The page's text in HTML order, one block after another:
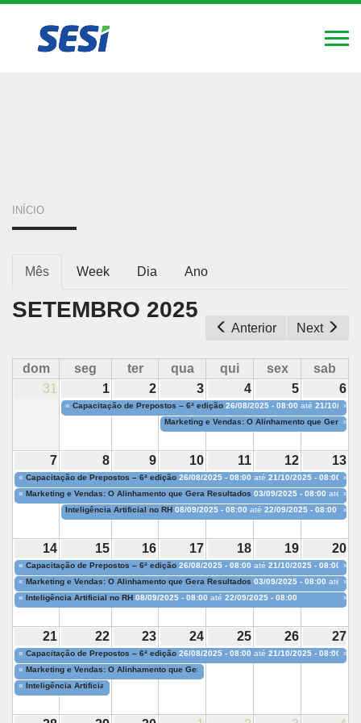
principal
VOCÊ
AQUI
INÍCIO
ABAS
PRIMÁRIAS
Mês Week Dia Ano
Anterior Next
SETEMBRO 2025
dom seg ter qua qui sex
sab
31
1 2 3 4 5 6
« Capacitação de Prepostos – 6ª edição 26/08/2025 - 08:00 até 21/10/2025
»
Marketing e Vendas: O Alinhamento que Gera»
7 8 9 10 11 12 13
« Capacitação de Prepostos – 6ª edição 26/08/2025 - 08:00 até 21/10/2025 - 08:00 »
« Marketing e Vendas: O Alinhamento que Gera Resultados 03/09/2025 - 08:00 até 24/
»
Inteligência Artificial no RH 08/09/2025 - 08:00 até 22/09/2025 - 08:00 »
14 15 16 17 18 19 20
« Capacitação de Prepostos – 6ª edição 26/08/2025 - 08:00 até 21/10/2025 - 08:00 »
« Marketing e Vendas: O Alinhamento que Gera Resultados 03/09/2025 - 08:00 até 24/
»
« Inteligência Artificial no RH 08/09/2025 - 08:00 até 22/09/2025 - 08:00 »
21 22 23 24 25 26 27
« Capacitação de Prepostos – 6ª edição 26/08/2025 - 08:00 até 21/10/2025 - 08:00 »
« Marketing e Vendas: O Alinhamento que Gera Resultados
« Inteligência Artificial no RH